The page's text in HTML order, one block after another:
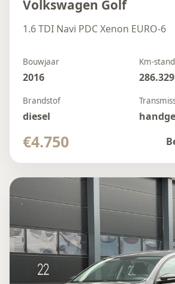
Volkswagen Golf
1.6 TDI Navi PDC Xenon EURO-6
Bouwjaar
2016
Km-stand
286.329
Brandstof
diesel
€4.750